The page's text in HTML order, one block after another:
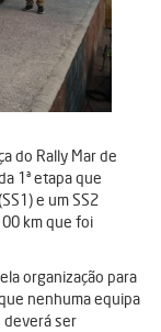
do Rally Mar de
1ª etapa que
e um SS2
km que foi
organização para
nenhuma equipa
deverá ser